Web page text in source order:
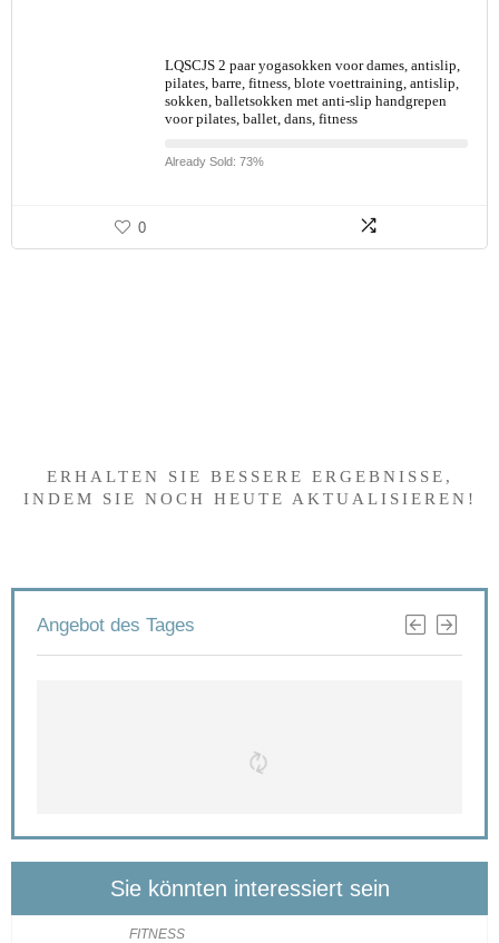
LQSCJS 2 paar yogasokken voor dames, antislip,
pilates, barre, fitness, blote voettraining, antislip,
sokken, balletsokken met anti-slip handgrepen
voor pilates, ballet, dans, fitness
Already Sold: 73%
0
ERHALTEN SIE BESSERE ERGEBNISSE,
INDEM SIE NOCH HEUTE AKTUALISIEREN!
Angebot des Tages
Sie könnten interessiert sein
FITNESS